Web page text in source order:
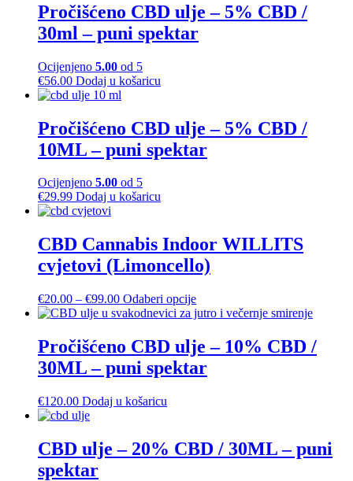
Pročišćeno CBD ulje – 5% CBD /
30ml – puni spektar
Ocijenjeno 5.00 od 5
€56.00 Dodaj u košaricu
Pročišćeno CBD ulje – 5% CBD /
10ML – puni spektar
Ocijenjeno 5.00 od 5
€29.99 Dodaj u košaricu
CBD Cannabis Indoor WILLITS
cvjetovi (Limoncello)
€20.00 – €99.00Raspon
cijena:
€20.00
do
€99.00
Odaberi opcijeOvaj
proizvod
više
varijanti.
Opcije
stranici
proizvoda
Pročišćeno CBD ulje – 10% CBD /
30ML – puni spektar
€120.00 Dodaj u košaricu
CBD ulje – 20% CBD / 30ML – puni
spektar